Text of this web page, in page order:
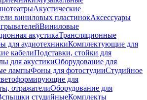
Акустические
виниловых пластинокАксессуары
Виниловые
акустикаТрансляционные
для аудиотехникиКомплектующие для
кабелиПодставки, стойки для
для акустикиОборудование для
лампыФоны для фотостудииСтудийное
для
отражателиОборудование для
студийныеКомплекты